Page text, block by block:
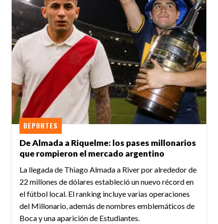
De Almada a Riquelme: los pases millonarios
que rompieron el mercado argentino
DEPORTES
La llegada de Thiago Almada a River por alrededor de
22 millones de dólares estableció un nuevo récord en
el fútbol local. El ranking incluye varias operaciones
del Millonario, además de nombres emblemáticos de
Boca y una aparición de Estudiantes.